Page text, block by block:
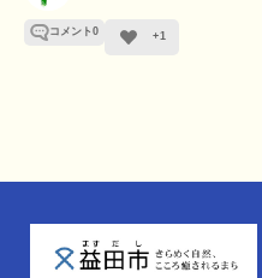
コメント 0 +1